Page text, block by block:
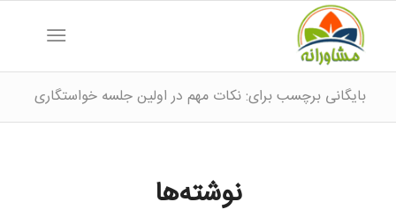
بایگانی برچسب برای: نکات مهم در اولین جلسه خواستگاری
نوشته‌ها